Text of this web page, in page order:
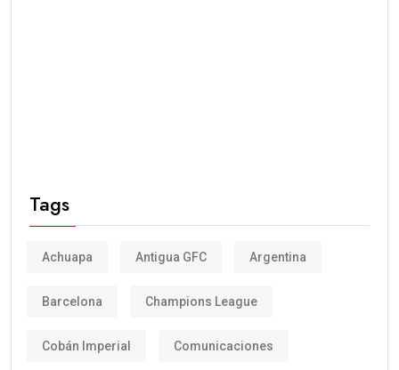
Tags
Achuapa Antigua GFC Argentina
Barcelona Champions League
Cobán Imperial Comunicaciones